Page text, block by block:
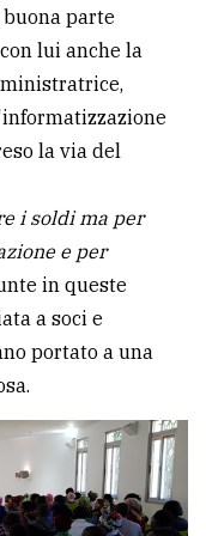
parte
lui anche la
la via del
i soldi ma per
e per
in queste
a soci e
portato a una